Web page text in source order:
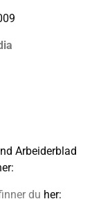
Arbeiderblad
du her: